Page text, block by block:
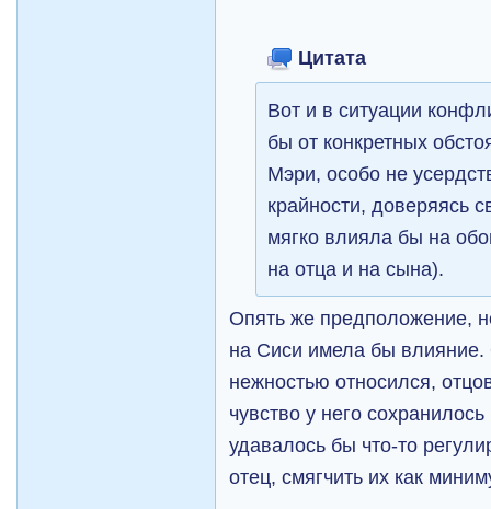
Цитата
Вот и в ситуации
бы от конкретных
Мэри, особо не
крайности, доверяясь
мягко влияла бы на
на отца и на сына).
Опять же предположение,
на Сиси имела бы влияние.
нежностью относился,
чувство у него
удавалось бы что-то
отец, смягчить их как